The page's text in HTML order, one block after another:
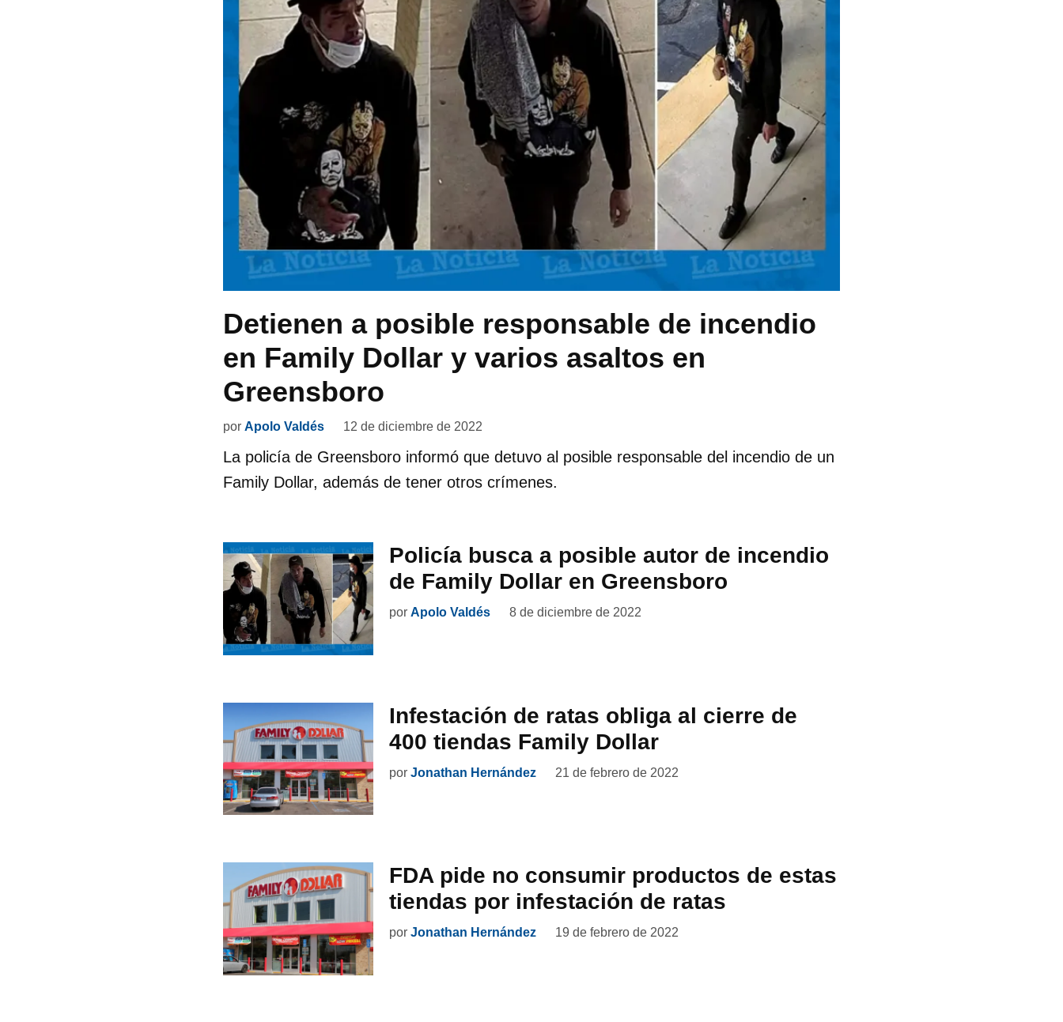
Detienen a posible responsable de incendio
en Family Dollar y varios asaltos en
Greensboro
por Apolo Valdés 12 de diciembre de 2022
La policía de Greensboro informó que detuvo al posible responsable del incendio de un
Family Dollar, además de tener otros crímenes.
Policía busca a posible autor de incendio
de Family Dollar en Greensboro
por Apolo Valdés 8 de diciembre de 2022
Infestación de ratas obliga al cierre de
400 tiendas Family Dollar
por Jonathan Hernández 21 de febrero de 2022
FDA pide no consumir productos de estas
tiendas por infestación de ratas
por Jonathan Hernández 19 de febrero de 2022